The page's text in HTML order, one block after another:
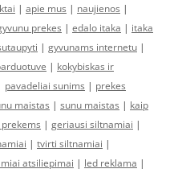
| apie mus | naujienos |
prekes | edalo itaka | itaka
| gyvunams internetu |
| kokybiskas ir
pavadeliai sunims | prekes
maistas | sunu maistas | kaip
| geriausi siltnamiai |
| tvirti siltnamiai |
atsiliepimai | led reklama |